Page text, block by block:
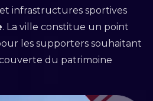
infrastructures sportives
. La ville constitue un point
les supporters souhaitant
du patrimoine